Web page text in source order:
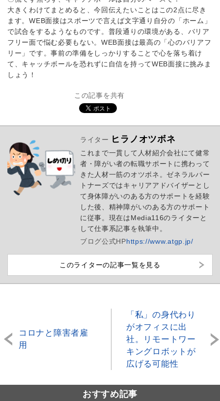
大きくわけてまとめると、今回伝えたいことはこの2点に尽き
ます。WEB面接はスポーツで言えば文字通り自分の「ホーム」
で試合をするようなものです。普段通りの環境がある、バリア
フリー面で悩む必要もない。WEB面接は最高の「心のバリアフ
リー」です。事前の準備をしっかりすることで心を落ち着け
て、キャッチボールを恐れずに自信を持ってWEB面接に挑みま
しょう！
この記事を共有
ライター ヒラノオツボネ
これまで一貫して人材紹介会社にて健常
者・障がい者の転職サポートに携わって
きた人材一筋のオツボネ。ゼネラルパー
トナーズではキャリアアドバイザーとし
て身体障がいのある方のサポートを経験
した後、精神障がいのある方のサポート
に従事。現在はMedia116のライターと
して仕事系記事を執筆中。
ブログ公式HPhttps://www.atgp.jp/
このライターの記事一覧を見る
コロナと障害者雇
用
「私」の身代わり
がオフィスに出
社。リモートワー
キングロボットが
広げる可能性
おすすめ記事